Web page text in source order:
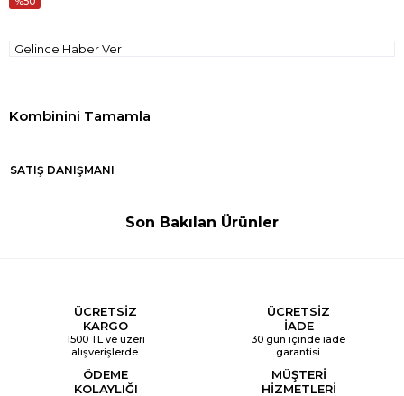
Gelince Haber Ver
SATIŞ DANIŞMANI
Son Bakılan Ürünler
ÜCRETSİZ
KARGO
1500 TL ve üzeri
alışverişlerde.
ÜCRETSİZ
İADE
30 gün içinde iade
garantisi.
ÖDEME
KOLAYLIĞI
MÜŞTERİ
HİZMETLERİ